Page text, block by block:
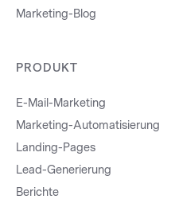
Marketing-Blog
PRODUKT
E-Mail-Marketing
Marketing-Automatisierung
Landing-Pages
Lead-Generierung
Berichte